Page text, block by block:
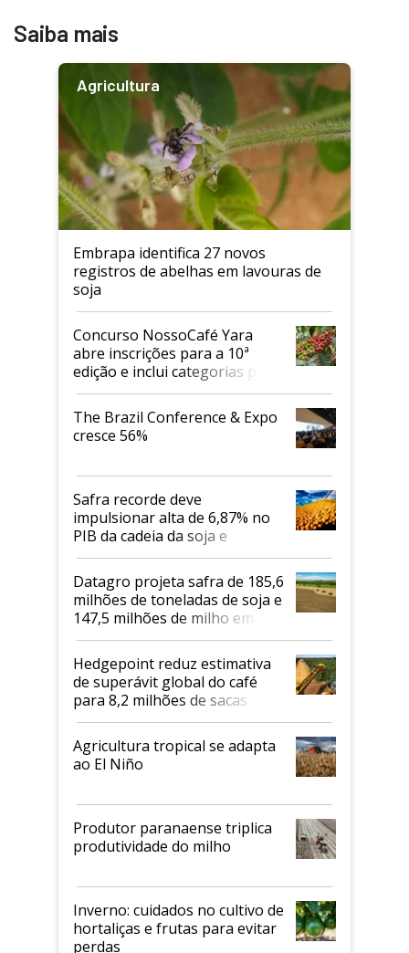
Saiba mais
Agricultura
Embrapa identifica 27 novos
registros de abelhas em lavouras de
soja
Concurso NossoCafé Yara
abre inscrições para a 10ª
edição e inclui categorias para
cafés Canephora
The Brazil Conference & Expo
cresce 56%
Safra recorde deve
impulsionar alta de 6,87% no
PIB da cadeia da soja e
biodiesel em 2026
Datagro projeta safra de 185,6
milhões de toneladas de soja e
147,5 milhões de milho em
2026/27
Hedgepoint reduz estimativa
de superávit global do café
para 8,2 milhões de sacas
Agricultura tropical se adapta
ao El Niño
Produtor paranaense triplica
produtividade do milho
Inverno: cuidados no cultivo de
hortaliças e frutas para evitar
perdas